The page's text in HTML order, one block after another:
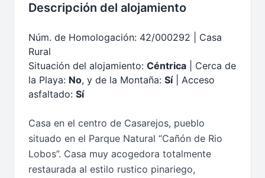
Descripción del alojamiento
Núm. de Homologación: 42/000292 | Casa
Rural
Situación del alojamiento: Céntrica | Cerca de
la Playa: No, y de la Montaña: Sí| Acceso
asfaltado: Sí
Casa en el centro de Casarejos, pueblo
situado en el Parque Natural “Cañón de Rio
Lobos”. Casa muy acogedora totalmente
restaurada al estilo rustico pinariego,